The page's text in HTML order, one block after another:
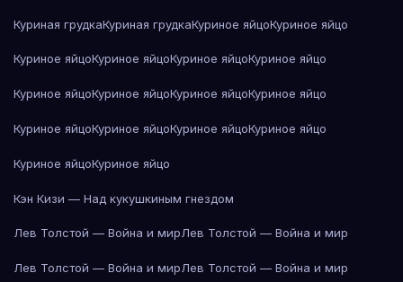
Куриная грудкаКуриная грудкаКуриное яйцоКуриное яйцо
Куриное яйцоКуриное яйцоКуриное яйцоКуриное яйцо
Куриное яйцоКуриное яйцоКуриное яйцоКуриное яйцо
Куриное яйцоКуриное яйцоКуриное яйцоКуриное яйцо
Куриное яйцоКуриное яйцо
Кэн Кизи — Над кукушкиным гнездом
Лев Толстой — Война и мирЛев Толстой — Война и мир
Лев Толстой — Война и мирЛев Толстой — Война и мир